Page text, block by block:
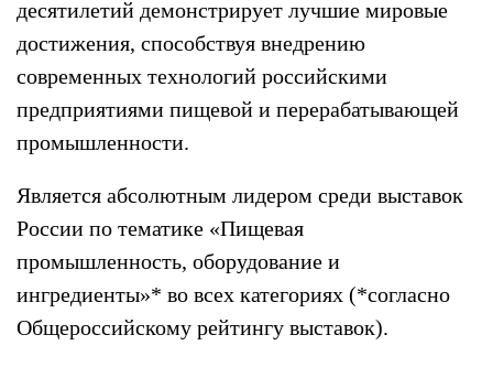
десятилетий демонстрирует лучшие мировые
достижения, способствуя внедрению
современных технологий российскими
предприятиями пищевой и перерабатывающей
промышленности.
Является абсолютным лидером среди выставок
России по тематике «Пищевая
промышленность, оборудование и
ингредиенты»* во всех категориях (*согласно
Общероссийскому рейтингу выставок).